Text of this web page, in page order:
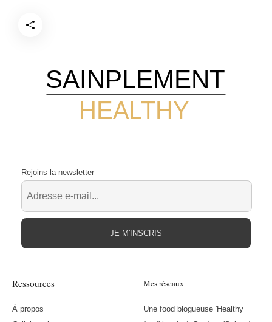
HEALTHY
SAINPLEMENT
Ressources
À propos
Mes réseaux
Une food blogueuse 'Healthy
Rejoins la newsletter
JE M'INSCRIS